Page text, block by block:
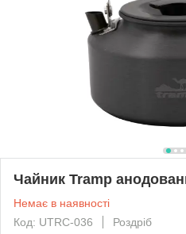
Чайник Tramp
Немає в наявності
Код: UTRC-036
Роздріб